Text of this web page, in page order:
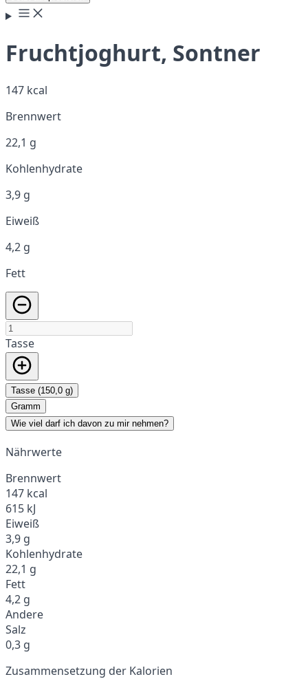
Fruchtjoghurt, Sontner
147 kcal
Brennwert
22,1 g
Kohlenhydrate
3,9 g
Eiweiß
4,2 g
Fett
Tasse
Tasse (150,0 g)
Gramm
Wie viel darf ich davon zu mir nehmen?
Nährwerte
Brennwert
147 kcal
615 kJ
Eiweiß
3,9 g
Kohlenhydrate
22,1 g
Fett
4,2 g
Andere
Salz
0,3 g
Zusammensetzung der Kalorien